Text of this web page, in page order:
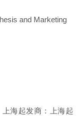
海起发商：上海起